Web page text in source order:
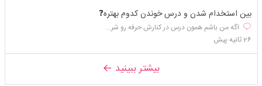
بین استخدام شدن و درس خوندن کدوم بهتره❓️
اگه من باشم همون درس در کنارش حرفه رو شر...
26 ثانیه پیش
بیشتر ببینید